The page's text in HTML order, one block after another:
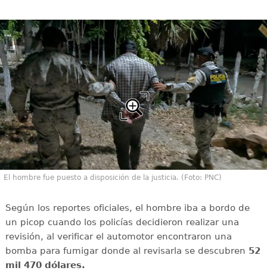
El hombre fue puesto a disposición de la justicia. (Foto: PNC)
Según los reportes oficiales, el hombre iba a bordo de
un picop cuando los policías decidieron realizar una
revisión, al verificar el automotor encontraron una
bomba para fumigar donde al revisarla se descubren 52
mil 470 dólares.